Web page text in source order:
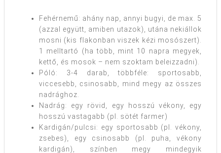
Fehérnemű: ahány nap, annyi bugyi, de max. 5
(azzal együtt, amiben utazok), utána nekiállok
mosni (kis flakonban viszek kézi mosószert).
1 melltartó (ha több, mint 10 napra megyek,
kettő, és mosok – nem szoktam beleizzadni).
Póló: 3-4 darab, többféle: sportosabb,
viccesebb, csinosabb, mind megy az összes
nadrághoz.
Nadrág: egy rövid, egy hosszú vékony, egy
hosszú vastagabb (pl. sötét farmer)
Kardigán/pulcsi: egy sportosabb (pl. vékony,
zsebes), egy csinosabb (pl. puha, vékony
kardigán), színben megy mindegyik